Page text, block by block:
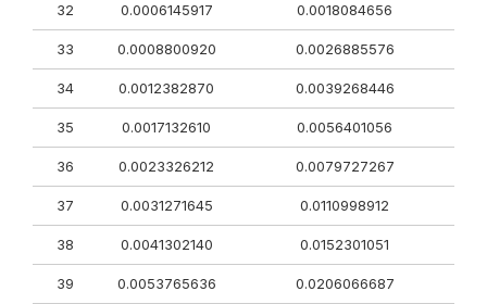
32 0.0006145917 0.0018084656
33 0.0008800920 0.0026885576
34 0.0012382870 0.0039268446
35 0.0017132610 0.0056401056
36 0.0023326212 0.0079727267
37 0.0031271645 0.0110998912
38 0.0041302140 0.0152301051
39 0.0053765636 0.0206066687